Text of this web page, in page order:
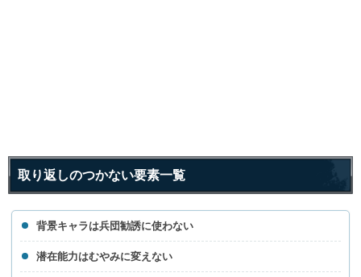
取り返しのつかない要素一覧
背景キャラは兵団勧誘に使わない
潜在能力はむやみに変えない